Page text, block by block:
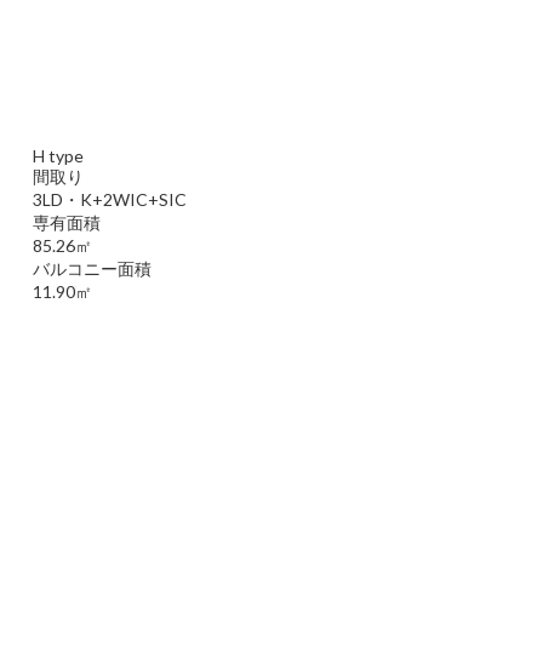
H type
間取り
3LD・K+2WIC+SIC
専有面積
85.26㎡
バルコニー面積
11.90㎡